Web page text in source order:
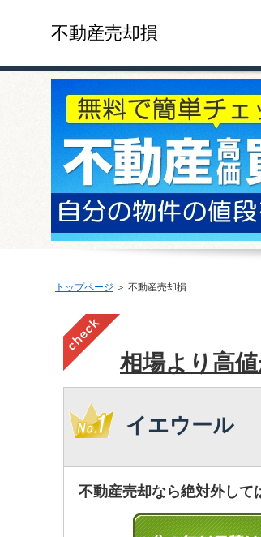
不動産売却損
トップページ ＞ 不動産売却損
相場より高
イエウール
不動産売却なら絶対外して